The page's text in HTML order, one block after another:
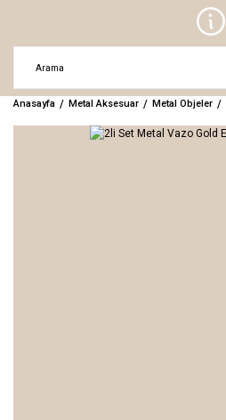
Anasayfa Metal Aksesuar Metal Objeler